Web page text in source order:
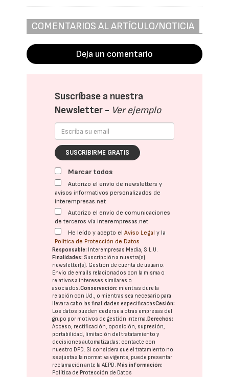
COMENTARIOS AL ARTÍCULO/NOTICIA
Deja un comentario
Suscríbase a nuestra
Newsletter - Ver ejemplo
SUSCRIBIRME GRATIS
Marcar todos
Autorizo el envío de newsletters y
avisos informativos personalizados de
interempresas.net
Autorizo el envío de comunicaciones
de terceros vía interempresas.net
He leído y acepto elAviso Legal y la
Política de Protección de Datos
Responsable: Interempresas Media, S.L.U.
Finalidades: Suscripción a nuestra(s)
newsletter(s). Gestión de cuenta de usuario.
Envío de emails relacionados con la misma o
relativos a intereses similares o
asociados.Conservación: mientras dure la
relación con Ud., o mientras sea necesario para
llevar a cabo las finalidades especificadasCesión:
Los datos pueden cederse a otras empresas del
grupo por motivos de gestión interna. Derechos:
Acceso, rectificación, oposición, supresión,
portabilidad, limitación del tratatamiento y
decisiones automatizadas: contacte con
nuestro DPD. Si considera que el tratamiento no
se ajusta a la normativa vigente, puede presentar
reclamación ante laAEPD. Más información:
Política de Protección de Datos